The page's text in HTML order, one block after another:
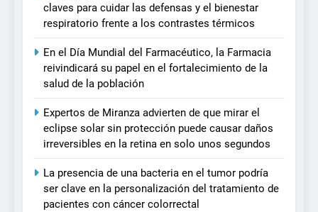
claves para cuidar las defensas y el bienestar
respiratorio frente a los contrastes térmicos
En el Día Mundial del Farmacéutico, la Farmacia
reivindicará su papel en el fortalecimiento de la
salud de la población
Expertos de Miranza advierten de que mirar el
eclipse solar sin protección puede causar daños
irreversibles en la retina en solo unos segundos
La presencia de una bacteria en el tumor podría
ser clave en la personalización del tratamiento de
pacientes con cáncer colorrectal